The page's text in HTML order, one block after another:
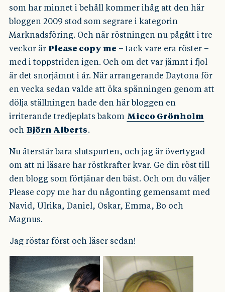
som har minnet i behåll kommer ihåg att den här
bloggen 2009 stod som segrare i kategorin
Marknadsföring. Och när röstningen nu pågått i tre
veckor är Please copy me – tack vare era röster –
med i toppstriden igen. Och om det var jämnt i fjol
är det snorjämnt i år. När arrangerande Daytona för
en vecka sedan valde att öka spänningen genom att
dölja ställningen hade den här bloggen en
irriterande tredjeplats bakom Micco Grönholm
och Björn Alberts.
Nu återstår bara slutspurten, och jag är övertygad
om att ni läsare har röstkrafter kvar. Ge din röst till
den blogg som förtjänar den bäst. Och om du väljer
Please copy me har du någonting gemensamt med
Navid, Ulrika, Daniel, Oskar, Emma, Bo och
Magnus.
Jag röstar först och läser sedan!